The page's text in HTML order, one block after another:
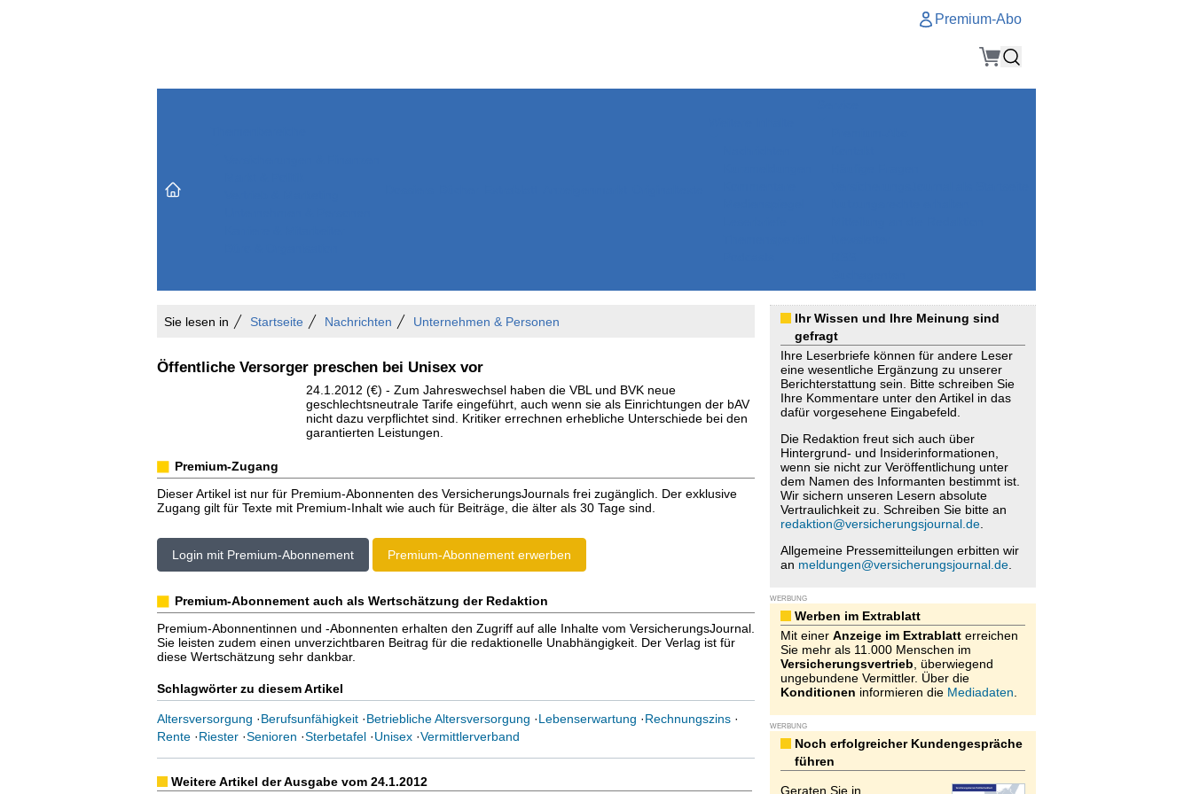
Premium-Abo
Sie lesen in Startseite Nachrichten Unternehmen & Personen
Öffentliche Versorger preschen bei Unisex vor
24.1.2012 (€) - Zum Jahreswechsel haben die VBL und BVK neue
geschlechtsneutrale Tarife eingeführt, auch wenn sie als Einrichtungen der bAV
nicht dazu verpflichtet sind. Kritiker errechnen erhebliche Unterschiede bei den
garantierten Leistungen.
Premium-Zugang
Dieser Artikel ist nur für Premium-Abonnenten des VersicherungsJournals frei zugänglich. Der exklusive
Zugang gilt für Texte mit Premium-Inhalt wie auch für Beiträge, die älter als 30 Tage sind.
Login mit Premium-Abonnement Premium-Abonnement erwerben
Premium-Abonnement auch als Wertschätzung der Redaktion
Premium-Abonnentinnen und -Abonnenten erhalten den Zugriff auf alle Inhalte vom VersicherungsJournal.
Sie leisten zudem einen unverzichtbaren Beitrag für die redaktionelle Unabhängigkeit. Der Verlag ist für
diese Wertschätzung sehr dankbar.
Schlagwörter zu diesem Artikel
Altersversorgung ·Berufsunfähigkeit·Betriebliche Altersversorgung ·Lebenserwartung ·Rechnungszins·
Rente·Riester·Senioren ·Sterbetafel·Unisex·Vermittlerverband
Weitere Artikel der Ausgabe vom 24.1.2012
Ihr Wissen und Ihre Meinung sind
gefragt
Ihre Leserbriefe können für andere Leser
eine wesentliche Ergänzung zu unserer
Berichterstattung sein. Bitte schreiben Sie
Ihre Kommentare unter den Artikel in das
dafür vorgesehene Eingabefeld.
Die Redaktion freut sich auch über
Hintergrund- und Insiderinformationen,
wenn sie nicht zur Veröffentlichung unter
dem Namen des Informanten bestimmt ist.
Wir sichern unseren Lesern absolute
Vertraulichkeit zu. Schreiben Sie bitte an
redaktion@versicherungsjournal.de.
Allgemeine Pressemitteilungen erbitten wir
an meldungen@versicherungsjournal.de.
WERBUNG
Werben im Extrablatt
Mit einer Anzeige im Extrablatterreichen
Sie mehr als 11.000 Menschen im
Versicherungsvertrieb , überwiegend
ungebundene Vermittler. Über die
Konditionen informieren die Mediadaten
WERBUNG
Noch erfolgreicher Kundengespräche
führen
Geraten Sie in